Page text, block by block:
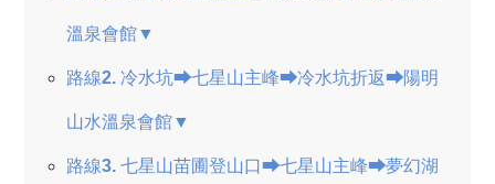
溫泉會館▼
路線2. 冷水坑⮕七星山主峰⮕冷水坑折返⮕陽明
山水溫泉會館▼
路線3. 七星山苗圃登山口⮕七星山主峰⮕夢幻湖